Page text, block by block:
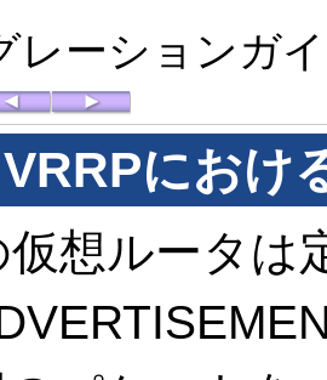
レーションガ
VRRPにおけ
想ルータは